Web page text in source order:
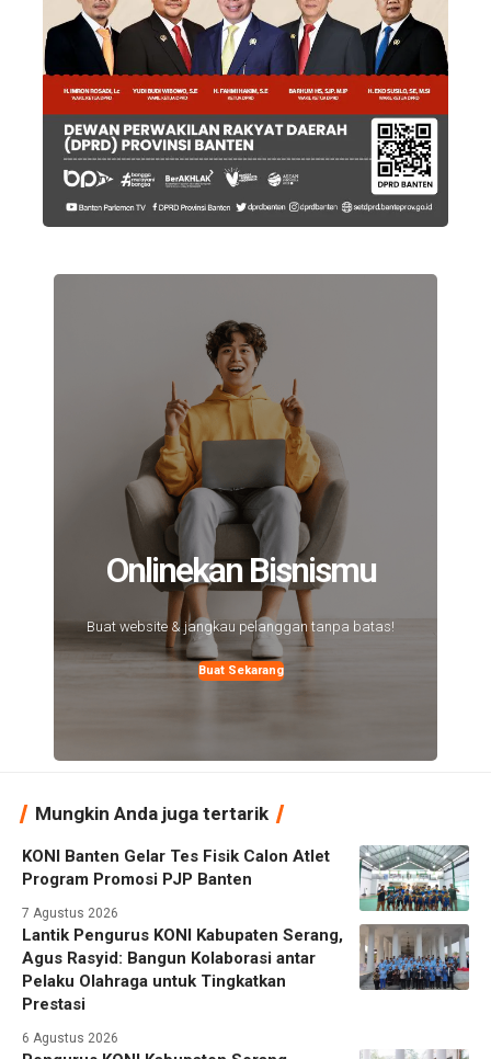
Onlinekan Bisnismu
Buat website & jangkau pelanggan tanpa batas!
Buat Sekarang
Mungkin Anda juga tertarik
KONI Banten Gelar Tes Fisik Calon Atlet
Program Promosi PJP Banten
7 Agustus 2026
Lantik Pengurus KONI Kabupaten Serang,
Agus Rasyid: Bangun Kolaborasi antar
Pelaku Olahraga untuk Tingkatkan
Prestasi
6 Agustus 2026